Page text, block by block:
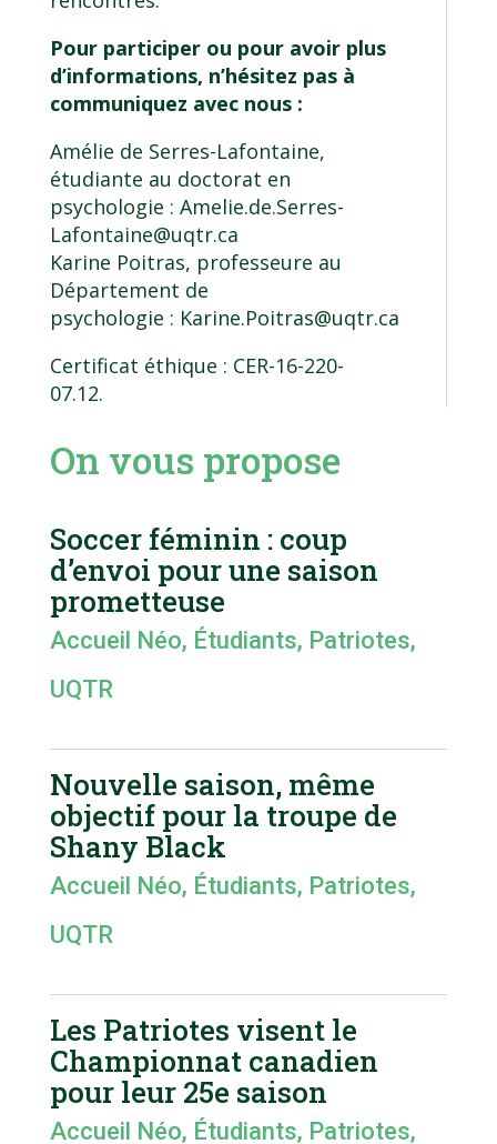
Pour participer ou pour avoir plus
d’informations, n’hésitez pas à
communiquez avec nous :
Amélie de Serres-Lafontaine,
étudiante au doctorat en
psychologie : Amelie.de.Serres-
Lafontaine@uqtr.ca
Karine Poitras, professeure au
Département de
psychologie : Karine.Poitras@uqtr.ca
Certificat éthique : CER-16-220-
07.12.
On vous propose
Soccer féminin : coup
d’envoi pour une saison
prometteuse
Accueil Néo, Étudiants, Patriotes,
UQTR
Nouvelle saison, même
objectif pour la troupe de
Shany Black
Accueil Néo, Étudiants, Patriotes,
UQTR
Les Patriotes visent le
Championnat canadien
pour leur 25e saison
Accueil Néo, Étudiants, Patriotes,